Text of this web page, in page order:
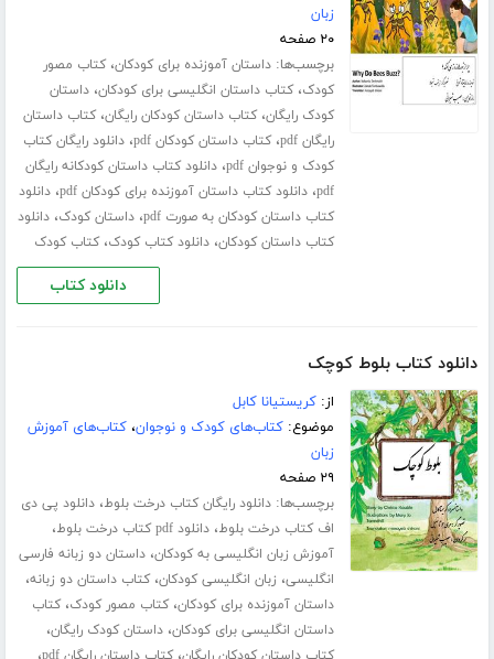
زبان
۲۰ صفحه
برچسب‌ها:داستان آموزنده برای کودکان،کتاب مصور
کودک،کتاب داستان انگلیسی برای کودکان،داستان
کودک رایگان،کتاب داستان کودکان رایگان،کتاب داستان
رایگان pdf
،کتاب داستان کودکان pdf ،دانلود رایگان کتاب
کودک و نوجوان pdf
،دانلود کتاب داستان کودکانه رایگان
pdf،دانلود کتاب داستان آموزنده برای کودکان pdf ،دانلود
کتاب داستان کودکان به صورت pdf
،داستان کودک،دانلود
کتاب داستان کودکان،دانلود کتاب کودک،کتاب کودک
دانلود کتاب
دانلود کتاب بلوط کوچک
از:کریستیانا کابل
موضوع:کتاب‌های کودک و نوجوان،کتاب‌های آموزش
زبان
۲۹ صفحه
برچسب‌ها:دانلود رایگان کتاب درخت بلوط،دانلود پی دی
اف کتاب درخت بلوط،دانلود pdf کتاب درخت بلوط ،
آموزش زبان انگلیسی به کودکان،داستان دو زبانه فارسی
انگلیسی، زبان انگلیسی کودکان،کتاب داستان دو زبانه،
داستان آموزنده برای کودکان،کتاب مصور کودک،کتاب
داستان انگلیسی برای کودکان،داستان کودک رایگان،